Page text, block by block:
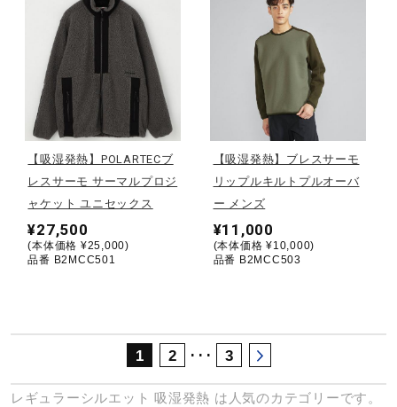
直営店一覧
取扱店一覧
【吸湿発熱】POLARTECブ
レスサーモ サーマルプロジ
ャケット ユニセックス
¥27,500
(本体価格 ¥25,000)
品番 B2MCC501
【吸湿発熱】ブレスサーモ
リップルキルトプルオーバ
ー メンズ
¥11,000
(本体価格 ¥10,000)
品番 B2MCC503
1 2 ･･･ 3
レギュラーシルエット 吸湿発熱 は人気のカテゴリーです。